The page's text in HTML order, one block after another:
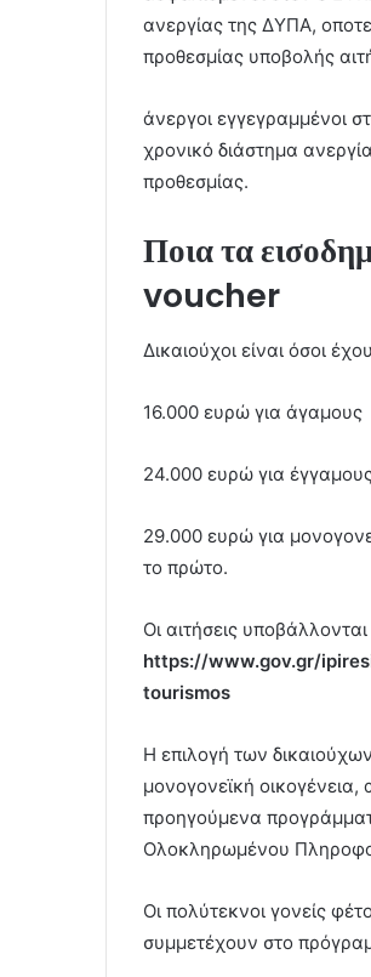
ανεργίας της ΔΥΠΑ,
προθεσμίας υποβολής
άνεργοι εγγεγραμμένοι
χρονικό διάστημα
προθεσμίας.
Ποια τα
voucher
Δικαιούχοι είναι όσοι
16.000 ευρώ για άγαμους
24.000 ευρώ για
29.000 ευρώ για
το πρώτο.
Οι αιτήσεις
https://www.gov.gr/
tourismos
Η επιλογή των
μονογονεϊκή
προηγούμενα
Ολοκληρωμένου
Οι πολύτεκνοι γονείς
συμμετέχουν στο